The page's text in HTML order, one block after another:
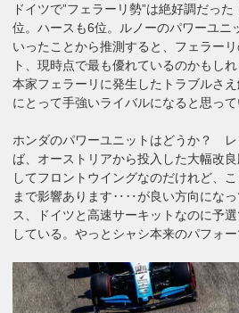
ドイツで”フェラーリ勢”は絶好調だっ
位。ハースも6位。ルノーのパワーユニ
いったことから推測すると、フェラー
ト、現時点で最も優れているのかもし
本家フェラーリに発生したトラブルさ
にとって手強いライバルになると思って
ホンダのパワーユニットはどうか？ レ
ば、オーストリアから投入した大幅改
してフロントウイングなのだけれど、
まで影響あります‥‥が良い方向になっ
ス、ドイツと高速サーキットなのに予
している。やっとシャシ本来のパフォー